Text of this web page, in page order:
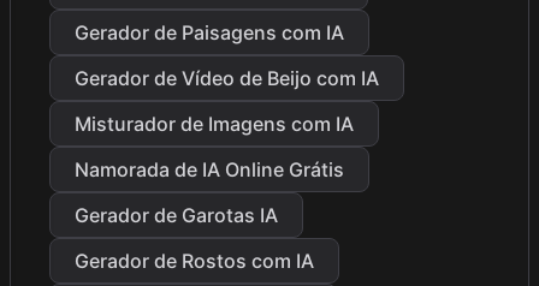
Gerador de Paisagens com IA
Gerador de Vídeo de Beijo com IA
Misturador de Imagens com IA
Namorada de IA Online Grátis
Gerador de Garotas IA
Gerador de Rostos com IA